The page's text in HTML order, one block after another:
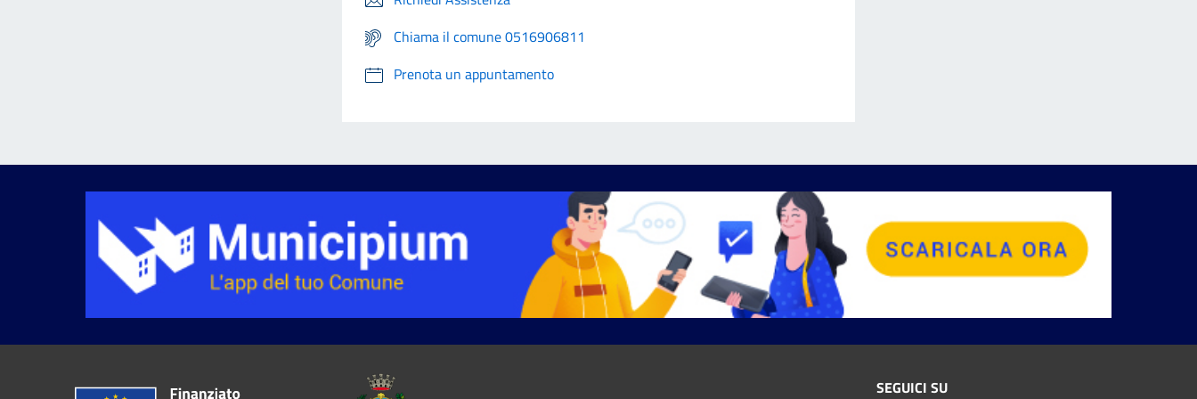
Chiama il comune 0516906811
Prenota un appuntamento
SEGUICI SU